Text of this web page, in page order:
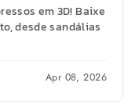
em 3D! Baixe
desde sandálias
Apr 08, 2026